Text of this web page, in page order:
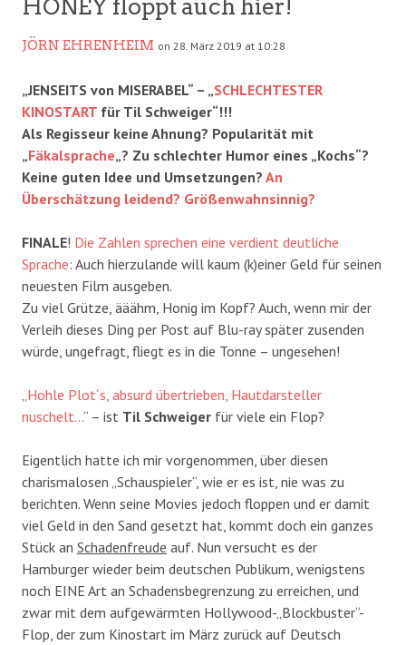
HONEY floppt auch hier!
JÖRN EHRENHEIM on 28. März 2019 at 10:28
„JENSEITS von MISERABEL“ – „SCHLECHTESTER
KINOSTART für Til Schweiger“!!!
Als Regisseur keine Ahnung? Popularität mit
„Fäkalsprache„? Zu schlechter Humor eines „Kochs“?
Keine guten Idee und Umsetzungen? An
Überschätzung leidend? Größenwahnsinnig?
FINALE! Die Zahlen sprechen eine verdient deutliche
Sprache: Auch hierzulande will kaum (k)einer Geld für seinen
neuesten Film ausgeben.
Zu viel Grütze, ääähm, Honig im Kopf? Auch, wenn mir der
Verleih dieses Ding per Post auf Blu-ray später zusenden
würde, ungefragt, fliegt es in die Tonne – ungesehen!
Hohle Plot´s, absurd übertrieben, Hautdarsteller
nuschelt…“ – ist Til Schweiger für viele ein Flop?
Eigentlich hatte ich mir vorgenommen, über diesen
charismalosen „Schauspieler“, wie er es ist, nie was zu
berichten. Wenn seine Movies jedoch floppen und er damit
viel Geld in den Sand gesetzt hat, kommt doch ein ganzes
Stück an Schadenfreude auf. Nun versucht es der
Hamburger wieder beim deutschen Publikum, wenigstens
noch EINE Art an Schadensbegrenzung zu erreichen, und
zwar mit dem aufgewärmten Hollywood-„Blockbuster“-
Flop, der zum Kinostart im März zurück auf Deutsch